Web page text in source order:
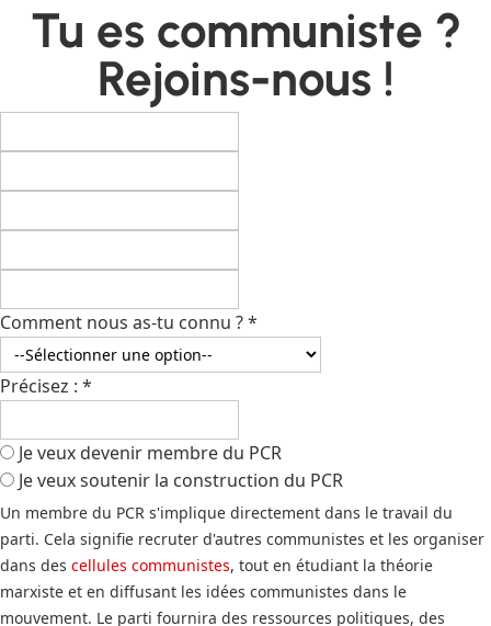
Tu es communiste ?
Rejoins-nous !
Comment nous as-tu connu ?*
Précisez : *
Je veux devenir membre du PCR
Je veux soutenir la construction du PCR
Un membre du PCR s'implique directement dans le travail du
parti. Cela signifie recruter d'autres communistes et les organiser
dans des cellules communistes, tout en étudiant la théorie
marxiste et en diffusant les idées communistes dans le
mouvement. Le parti fournira des ressources politiques, des